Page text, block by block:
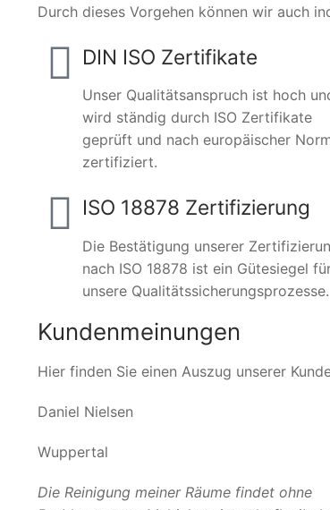
Durch dieses Vorgehen können wir auch
DIN ISO Zertifikate
Unser Qualitätsanspruch ist hoch
wird ständig durch ISO Zertifikate
geprüft und nach europäischer
zertifiziert.
ISO 18878 Zertifizierung
Die Bestätigung unserer
nach ISO 18878 ist ein Gütesiegel
unsere Qualitätssicherungsprozesse.
Kundenmeinungen
Hier finden Sie einen Auszug unserer
Daniel Nielsen
Wuppertal
Die Reinigung meiner Räume findet ohne